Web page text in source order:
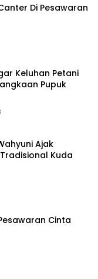
Di Pesawaran
Keluhan Petani
Pupuk
Ajak
Kuda
Cinta